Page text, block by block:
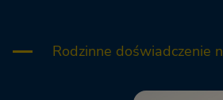
Rodzinne doświadczenie